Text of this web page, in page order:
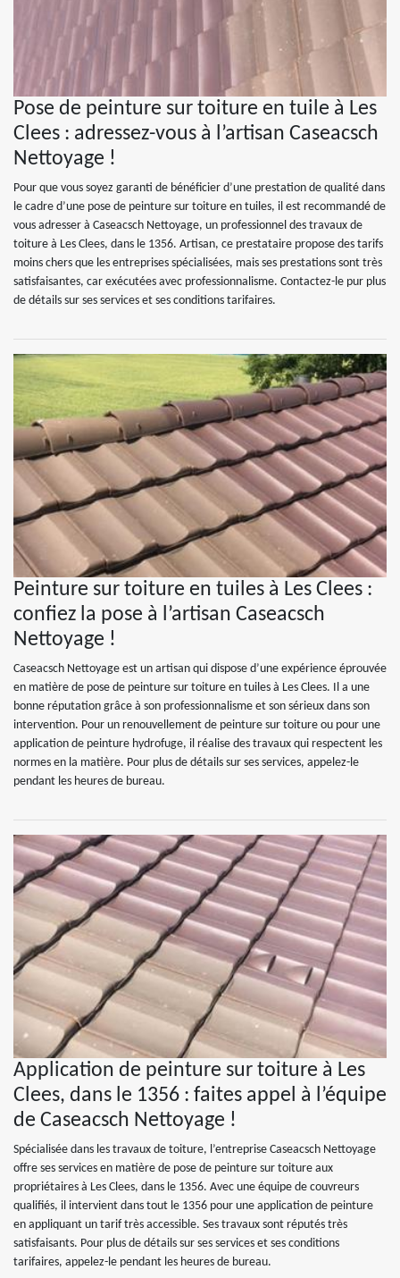
Pose de peinture sur toiture en tuile à Les
Clees : adressez-vous à l’artisan Caseacsch
Nettoyage !
Pour que vous soyez garanti de bénéficier d’une prestation de qualité dans
le cadre d’une pose de peinture sur toiture en tuiles, il est recommandé de
vous adresser à Caseacsch Nettoyage, un professionnel des travaux de
toiture à Les Clees, dans le 1356. Artisan, ce prestataire propose des tarifs
moins chers que les entreprises spécialisées, mais ses prestations sont très
satisfaisantes, car exécutées avec professionnalisme. Contactez-le pur plus
de détails sur ses services et ses conditions tarifaires.
Peinture sur toiture en tuiles à Les Clees :
confiez la pose à l’artisan Caseacsch
Nettoyage !
Caseacsch Nettoyage est un artisan qui dispose d’une expérience éprouvée
en matière de pose de peinture sur toiture en tuiles à Les Clees. Il a une
bonne réputation grâce à son professionnalisme et son sérieux dans son
intervention. Pour un renouvellement de peinture sur toiture ou pour une
application de peinture hydrofuge, il réalise des travaux qui respectent les
normes en la matière. Pour plus de détails sur ses services, appelez-le
pendant les heures de bureau.
Application de peinture sur toiture à Les
Clees, dans le 1356 : faites appel à l’équipe
de Caseacsch Nettoyage !
Spécialisée dans les travaux de toiture, l’entreprise Caseacsch Nettoyage
offre ses services en matière de pose de peinture sur toiture aux
propriétaires à Les Clees, dans le 1356. Avec une équipe de couvreurs
qualifiés, il intervient dans tout le 1356 pour une application de peinture
en appliquant un tarif très accessible. Ses travaux sont réputés très
satisfaisants. Pour plus de détails sur ses services et ses conditions
tarifaires, appelez-le pendant les heures de bureau.